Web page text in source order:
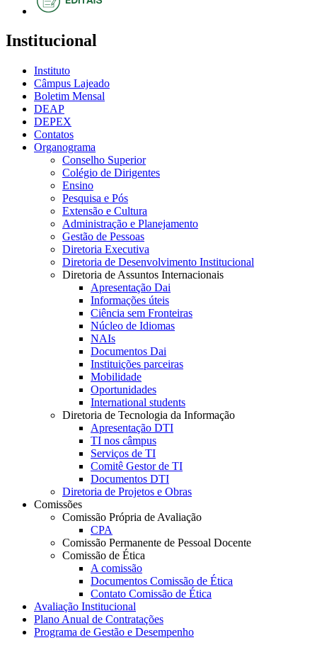
Institucional
Instituto
Câmpus Lajeado
Boletim Mensal
DEAP
DEPEX
Contatos
Organograma
Conselho Superior
Colégio de Dirigentes
Ensino
Pesquisa e Pós
Extensão e Cultura
Administração e Planejamento
Gestão de Pessoas
Diretoria Executiva
Diretoria de Desenvolvimento Institucional
Diretoria de Assuntos Internacionais
Apresentação Dai
Informações úteis
Ciência sem Fronteiras
Núcleo de Idiomas
NAIs
Documentos Dai
Instituições parceiras
Mobilidade
Oportunidades
International students
Diretoria de Tecnologia da Informação
Apresentação DTI
TI nos câmpus
Serviços de TI
Comitê Gestor de TI
Documentos DTI
Diretoria de Projetos e Obras
Comissões
Comissão Própria de Avaliação
CPA
Comissão Permanente de Pessoal Docente
Comissão de Ética
A comissão
Documentos Comissão de Ética
Contato Comissão de Ética
Avaliação Institucional
Plano Anual de Contratações
Programa de Gestão e Desempenho